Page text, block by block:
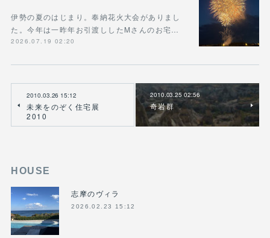
伊勢の夏のはじまり。奉納花火大会がありまし
た。今年は一昨年お引渡ししたMさんのお宅…
2026.07.19 02:20
2010.03.26 15:12
未来をのぞく住宅展
2010
2010.03.25 02:56
奇岩群
HOUSE
志摩のヴィラ
2026.02.23 15:12